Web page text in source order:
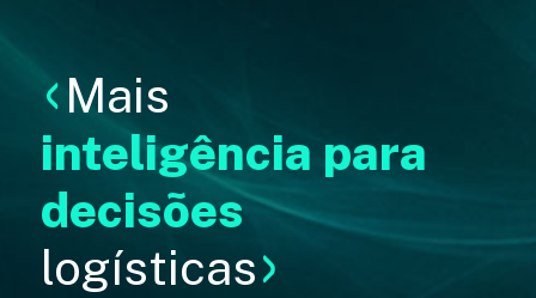
Mais
inteligência para
decisões
logísticas